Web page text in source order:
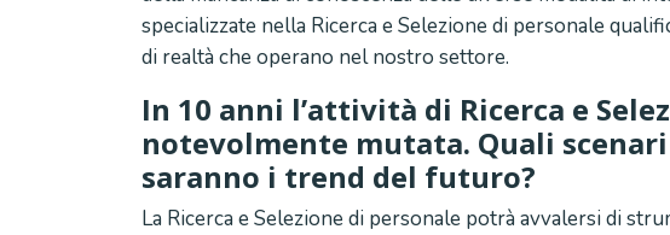
specializzate nella Ricerca e Selezione di personale
di realtà che operano nel nostro settore.
In 10 anni l’attività di Ricerca e
notevolmente mutata. Quali
saranno i trend del futuro?
La Ricerca e Selezione di personale potrà avvalersi di